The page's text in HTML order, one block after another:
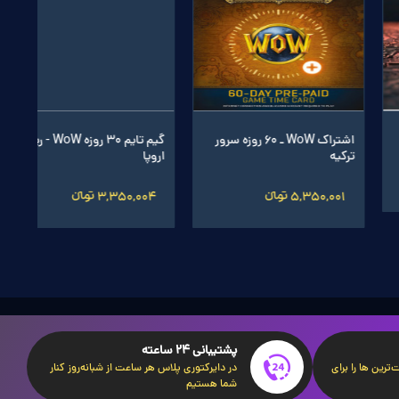
بازی Assassin's Creed Mirage
ظرفیتی
1,537,974 تومانءءء
گیم تایم 30 روزه WoW - ریجن
3,350,004 تومانءءء
ها را برای
پشتیبانی 24 ساعته
در دایرکتوری پلاس هر ساعت از شبانه‌روز کنار
شما هستیم